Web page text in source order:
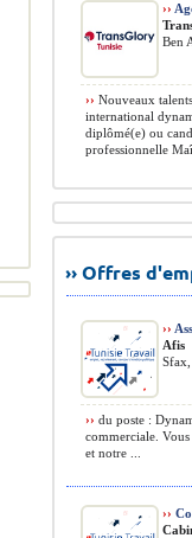
››
Ben
›› Nouveaux
international
diplômé(e) ou
professionnelle
›› Offres
››
Afis
›› du poste :
commerciale.
et notre ...
››